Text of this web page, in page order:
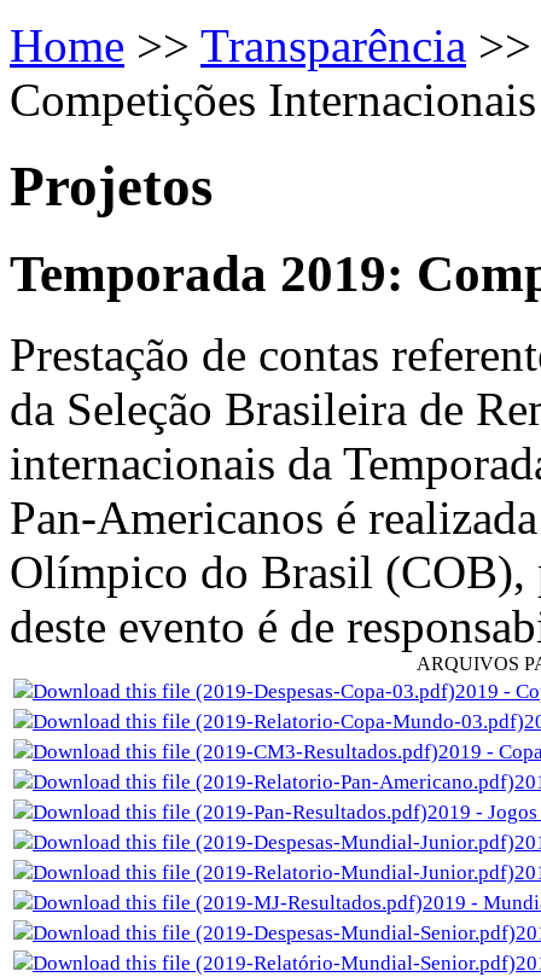
Home >> Transparência
Competições Internacionais
Projetos
Temporada 2019:
Prestação de contas
da Seleção Brasileira de
internacionais da
Pan-Americanos é
Olímpico do Brasil (COB),
deste evento é de
ARQUIVOS
2019 -
2019 -
2019 -
2019 -